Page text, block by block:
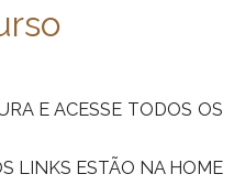
E ACESSE TODOS OS
LINKS ESTÃO NA HOME